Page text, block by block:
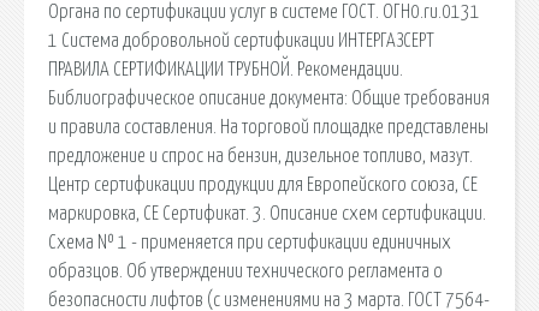
Органа по сертификации услуг в системе ГОСТ. ОГН0.ru.0131
1 Система добровольной сертификации ИНТЕРГАЗСЕРТ
ПРАВИЛА СЕРТИФИКАЦИИ ТРУБНОЙ. Рекомендации.
Библиографическое описание документа: Общие требования
и правила составления. На торговой площадке представлены
предложение и спрос на бензин, дизельное топливо, мазут.
Центр сертификации продукции для Европейского союза, СЕ
маркировка, СЕ Сертификат. 3. Описание схем сертификации.
Схема № 1 - применяется при сертификации единичных
образцов. Об утверждении технического регламента о
безопасности лифтов (с изменениями на 3 марта. ГОСТ 7564-